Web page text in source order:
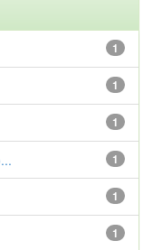
1
1
1
1
1
1